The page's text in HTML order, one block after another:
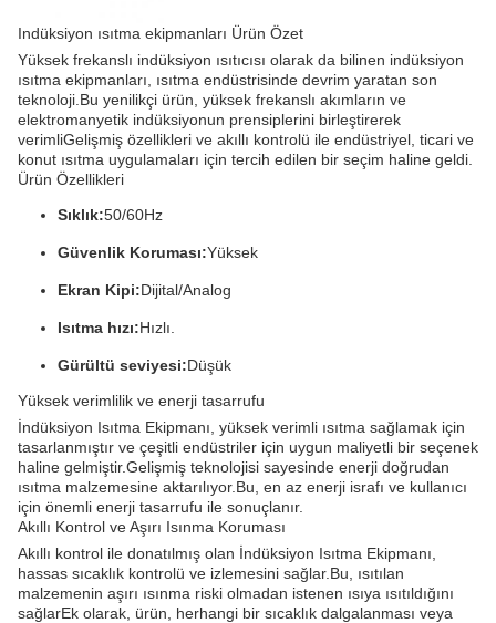
Indüksiyon ısıtma ekipmanları Ürün Özet
Yüksek frekanslı indüksiyon ısıtıcısı olarak da bilinen indüksiyon
ısıtma ekipmanları, ısıtma endüstrisinde devrim yaratan son
teknoloji.Bu yenilikçi ürün, yüksek frekanslı akımların ve
elektromanyetik indüksiyonun prensiplerini birleştirerek
verimliGelişmiş özellikleri ve akıllı kontrolü ile endüstriyel, ticari ve
konut ısıtma uygulamaları için tercih edilen bir seçim haline geldi.
Ürün Özellikleri
Sıklık:50/60Hz
Güvenlik Koruması:Yüksek
Ekran Kipi:Dijital/Analog
Isıtma hızı:Hızlı.
Gürültü seviyesi:Düşük
Yüksek verimlilik ve enerji tasarrufu
İndüksiyon Isıtma Ekipmanı, yüksek verimli ısıtma sağlamak için
tasarlanmıştır ve çeşitli endüstriler için uygun maliyetli bir seçenek
haline gelmiştir.Gelişmiş teknolojisi sayesinde enerji doğrudan
ısıtma malzemesine aktarılıyor.Bu, en az enerji israfı ve kullanıcı
için önemli enerji tasarrufu ile sonuçlanır.
Akıllı Kontrol ve Aşırı Isınma Koruması
Akıllı kontrol ile donatılmış olan İndüksiyon Isıtma Ekipmanı,
hassas sıcaklık kontrolü ve izlemesini sağlar.Bu, ısıtılan
malzemenin aşırı ısınma riski olmadan istenen ısıya ısıtıldığını
sağlarEk olarak, ürün, herhangi bir sıcaklık dalgalanması veya